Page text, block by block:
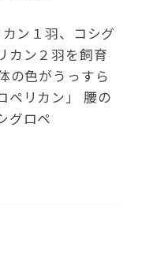
ン１羽、コシグ
カン２羽を飼育
の色がうっすら
ペリカン」 腰の
グロペ